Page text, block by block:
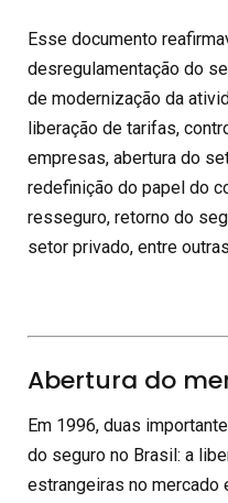
Esse documento
desregulamentação do
de modernização da
liberação de tarifas,
empresas, abertura do
redefinição do papel do
resseguro, retorno do
setor privado, entre
Abertura do
Em 1996, duas
do seguro no Brasil: a
estrangeiras no mercado